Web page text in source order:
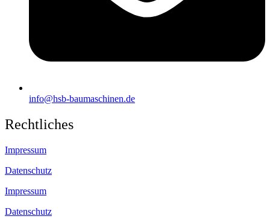
info@hsb-baumaschinen.de
Rechtliches
Impressum
Datenschutz
Impressum
Datenschutz